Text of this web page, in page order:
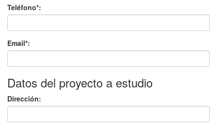
Teléfono*:
Email*:
Datos del proyecto a estudio
Dirección: